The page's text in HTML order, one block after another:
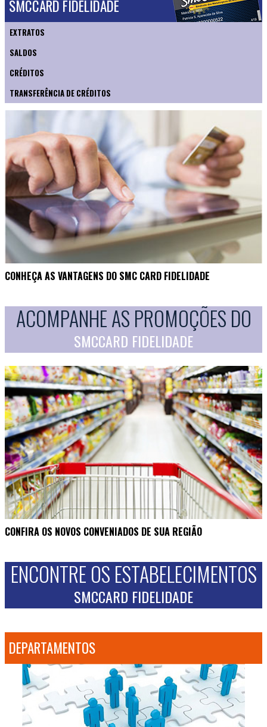
SMCCARD FIDELIDADE
EXTRATOS
SALDOS
CRÉDITOS
TRANSFERÊNCIA DE CRÉDITOS
CONHEÇA AS VANTAGENS DO SMC CARD FIDELIDADE
ACOMPANHE AS PROMOÇÕES DO
SMCCARD FIDELIDADE
CONFIRA OS NOVOS CONVENIADOS DE SUA REGIÃO
ENCONTRE OS ESTABELECIMENTOS
SMCCARD FIDELIDADE
DEPARTAMENTOS